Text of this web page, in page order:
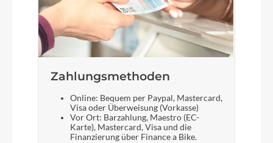
Zahlungsmethoden
Online: Bequem per Paypal, Mastercard,
Visa oder Überweisung (Vorkasse)
Vor Ort: Barzahlung, Maestro (EC-
Karte), Mastercard, Visa und die
Finanzierung über Finance a Bike.